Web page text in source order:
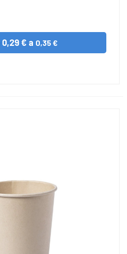
0,29 € a 0,35 €